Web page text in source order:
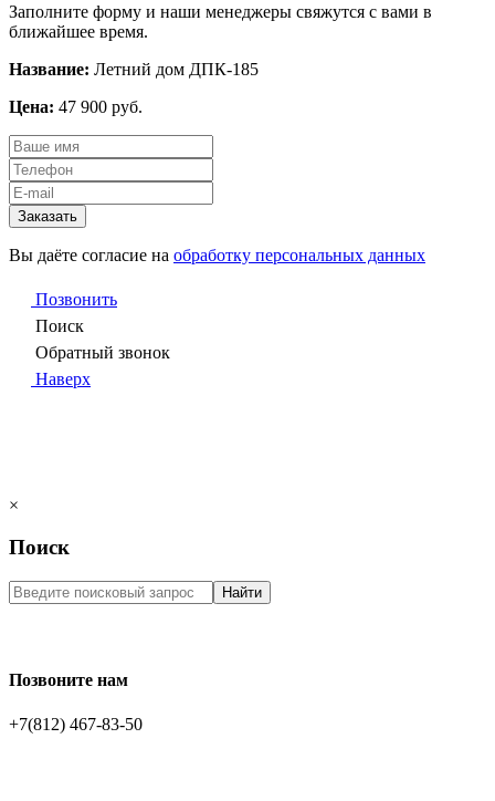
Заполните форму и наши менеджеры свяжутся с вами в
ближайшее время.
Название: Летний дом ДПК-185
Цена: 47 900 руб.
Заказать
Вы даёте согласие на обработку персональных данных
Позвонить
Поиск
Обратный звонок
Наверх
×
Поиск
Найти
Позвоните нам
+7(812) 467-83-50